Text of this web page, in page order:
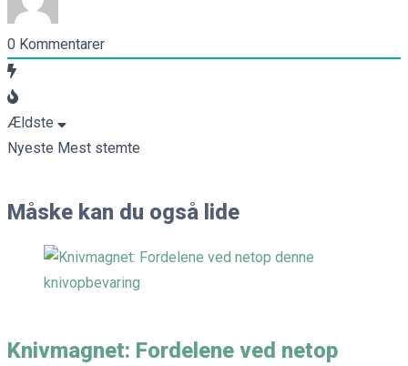
0 Kommentarer
Ældste
Nyeste Mest stemte
Måske kan du også lide
Knivmagnet: Fordelene ved netop